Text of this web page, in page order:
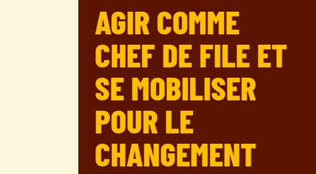
AGIR COMME
CHEF DE FILE ET
SE MOBILISER
POUR LE
CHANGEMENT